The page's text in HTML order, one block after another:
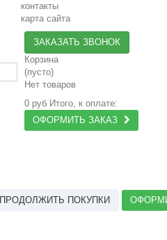
контакты
карта сайта
ЗАКАЗАТЬ ЗВОНОК
Корзина
(пусто)
Нет товаров
0 руб Итого, к оплате:
ОФОРМИТЬ ЗАКАЗ
ПРОДОЛЖИТЬ ПОКУПКИ